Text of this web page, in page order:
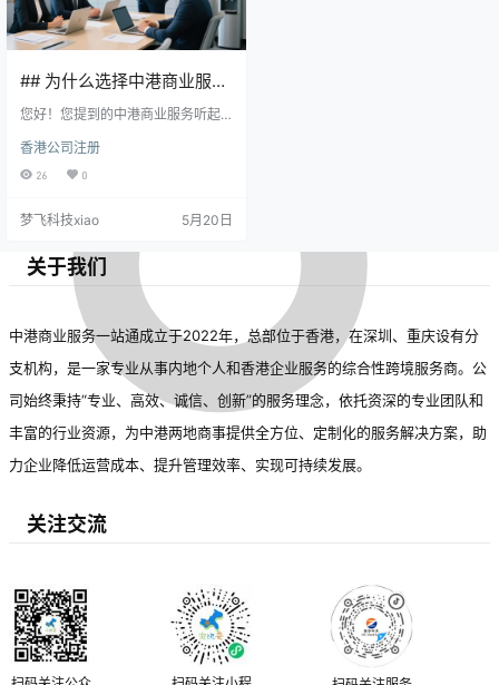
## 为什么选择中港商业服
务？
您好！您提到的中港商业服务听起
解决方案，涵盖香港公司注册、会
计报税审计、海外移民、知识产权
增值服务，助力企业拓展业务与提
商，有助于实现长期发展与国际化
战略。
香港公司注册
26 0
梦飞科技xiao 5月20日
关于我们
中港商业服务一站通成立于2022年，总部位于香港，在深圳、重庆设有分
支机构，是一家专业从事内地个人和香港企业服务的综合性跨境服务商。公
司始终秉持“专业、高效、诚信、创新”的服务理念，依托资深的专业团队和
丰富的行业资源，为中港两地商事提供全方位、定制化的服务解决方案，助
力企业降低运营成本、提升管理效率、实现可持续发展。
关注交流